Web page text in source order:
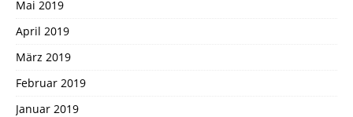
Mai 2019
April 2019
März 2019
Februar 2019
Januar 2019